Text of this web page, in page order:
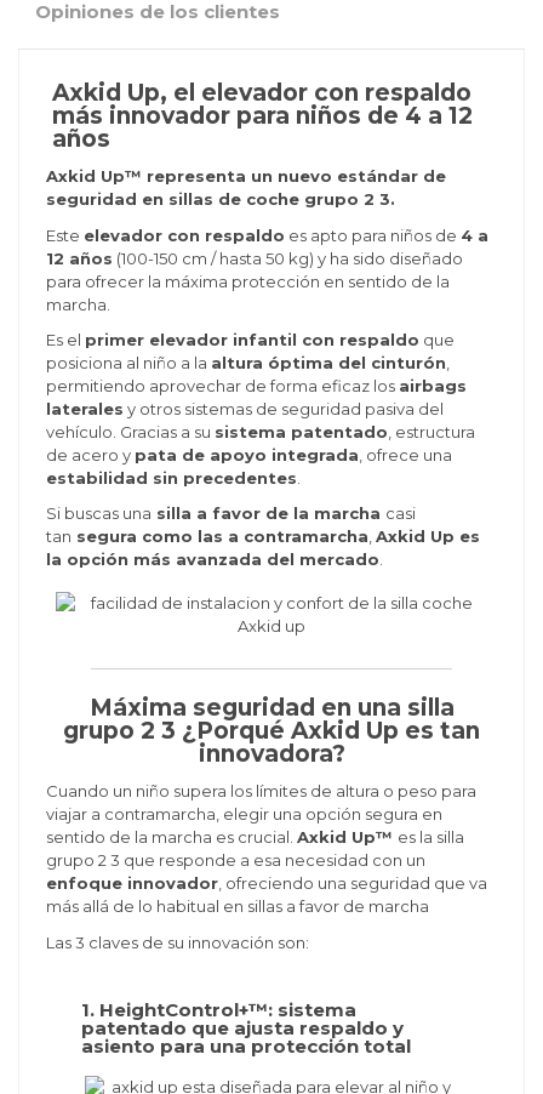
Opiniones de los clientes
Axkid Up, el elevador con respaldo
más innovador para niños de 4 a 12
años
Axkid Up™ representa un nuevo estándar de
seguridad en sillas de coche grupo 2 3.
Este elevador con respaldo es apto para niños de 4 a
12 años (100-150 cm / hasta 50 kg) y ha sido diseñado
para ofrecer la máxima protección en sentido de la
marcha.
Es el primer elevador infantil con respaldo que
posiciona al niño a la altura óptima del cinturón
permitiendo aprovechar de forma eficaz los airbags
laterales y otros sistemas de seguridad pasiva del
vehículo. Gracias a su sistema patentado , estructura
de acero y pata de apoyo integrada , ofrece una
estabilidad sin precedentes
Si buscas una silla a favor de la marcha casi
tan segura como las a contramarcha,Axkid Up es
la opción más avanzada del mercado.
Máxima seguridad en una silla
grupo 2 3 ¿Porqué Axkid Up es tan
innovadora?
Cuando un niño supera los límites de altura o peso para
viajar a contramarcha, elegir una opción segura en
sentido de la marcha es crucial. Axkid Up™ es la silla
grupo 2 3 que responde a esa necesidad con un
enfoque innovador, ofreciendo una seguridad que va
más allá de lo habitual en sillas a favor de marcha
Las 3 claves de su innovación son:
1. HeightControl+™: sistema
patentado que ajusta respaldo y
asiento para una protección total